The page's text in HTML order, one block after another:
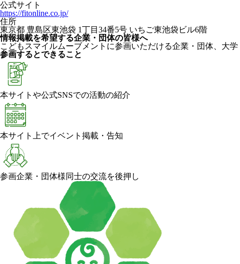
公式サイト
https://fitonline.co.jp/
住所
東京都 豊島区東池袋 1丁目34番5号 いちご東池袋ビル6階
情報掲載を希望する企業・団体の皆様へ
こどもスマイルムーブメントに参画いただける企業・団体、大
参画するとできること
本サイトや公式SNSでの活動の紹介
本サイト上でイベント掲載・告知
参画企業・団体様同士の交流を後押し